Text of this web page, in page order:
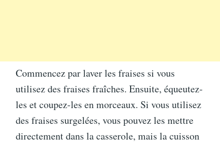
Commencez par laver les fraises si vous
utilisez des fraises fraîches. Ensuite, équeutez-
les et coupez-les en morceaux. Si vous utilisez
des fraises surgelées, vous pouvez les mettre
directement dans la casserole, mais la cuisson